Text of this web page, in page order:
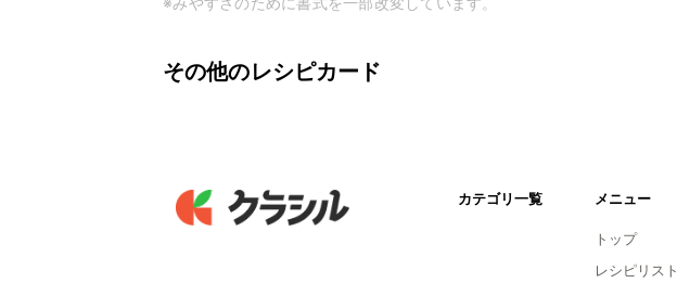
その他のレシピカード
カテゴリ一覧 メニュー
トップ
レシピリスト